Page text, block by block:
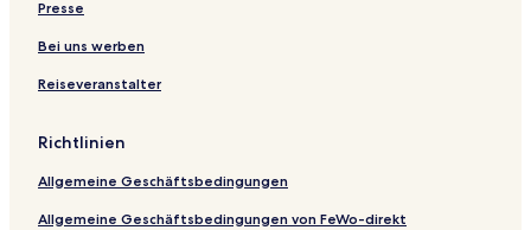
e
n
r
a
G
a
r
r
t
s
i
l
e
i
e
o
n
e
n
d
l
r
e
n
e
e
r
s
i
Presse
Bei uns werben
Reiseveranstalter
Richtlinien
Allgemeine Geschäftsbedingungen
Allgemeine Geschäftsbedingungen von FeWo-direkt